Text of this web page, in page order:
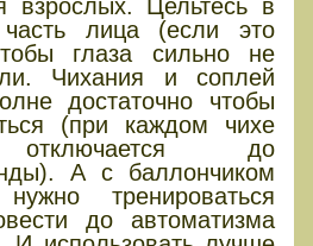
взрослых. Цельтесь в
лица (если это
глаза сильно не
Чихания и соплей
достаточно чтобы
(при каждом чихе
до
А с баллончиком
тренироваться
до автоматизма